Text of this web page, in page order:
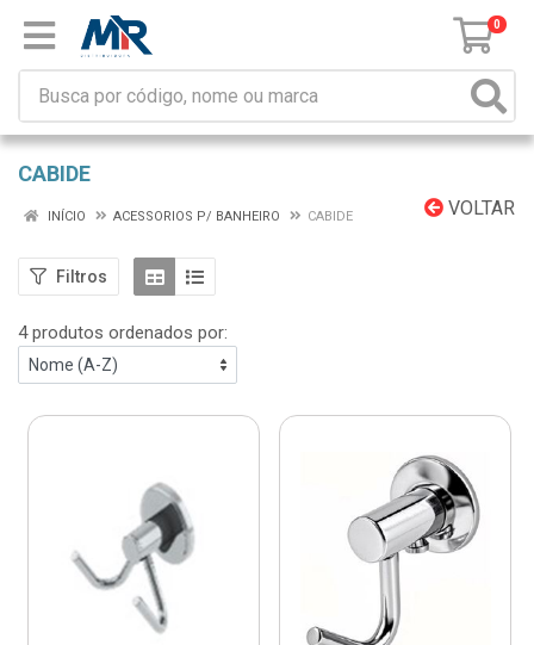
0
CABIDE
VOLTAR
INÍCIO ACESSORIOS P/ BANHEIRO CABIDE
Filtros
4 produtos ordenados por: